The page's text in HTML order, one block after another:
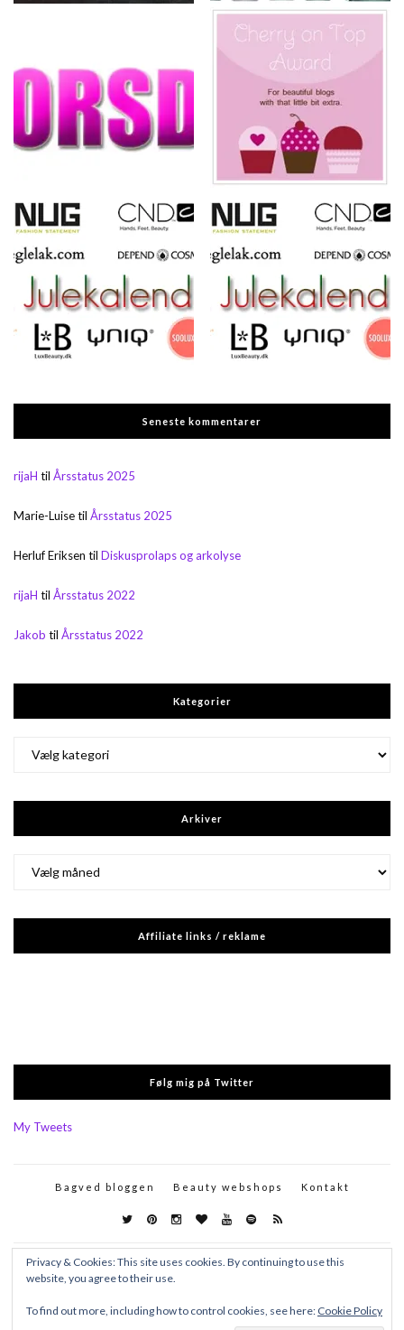
Seneste kommentarer
rijaH til Årsstatus 2025
Marie-Luisetil Årsstatus 2025
Herluf Eriksen til Diskusprolaps og arkolyse
rijaH til Årsstatus 2022
Jakob til Årsstatus 2022
Kategorier
Arkiver
Affiliate links / reklame
Følg mig på Twitter
My Tweets
Bagved bloggen Beauty webshops Kontakt
Privacy & Cookies: This site uses cookies. By continuing to use this
website, you agree to their use.
To find out more, including how to control cookies, see here: Cookie Policy